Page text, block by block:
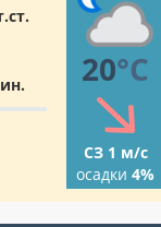
20°C
СЗ 1 м/с
осадки 4%